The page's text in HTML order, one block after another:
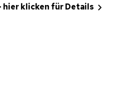
klicken für Details